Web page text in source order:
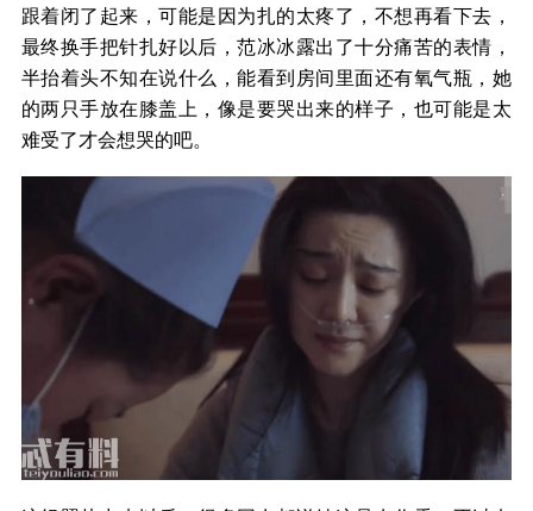
跟着闭了起来，可能是因为扎的太疼了，不想再看下去，
最终换手把针扎好以后，范冰冰露出了十分痛苦的表情，
半抬着头不知在说什么，能看到房间里面还有氧气瓶，她
的两只手放在膝盖上，像是要哭出来的样子，也可能是太
难受了才会想哭的吧。